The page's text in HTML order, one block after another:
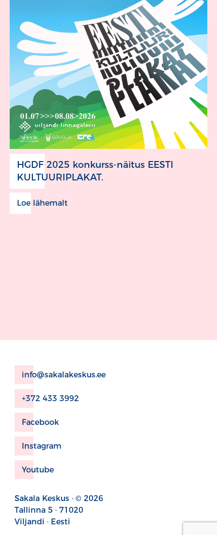
HGDF 2025 konkurss-näitus EESTI
KULTUURIPLAKAT.
Loe lähemalt
info@sakalakeskus.ee
+372 433 3992
Facebook
Instagram
Youtube
Sakala Keskus · © 2026
Tallinna 5 · 71020
Viljandi · Eesti